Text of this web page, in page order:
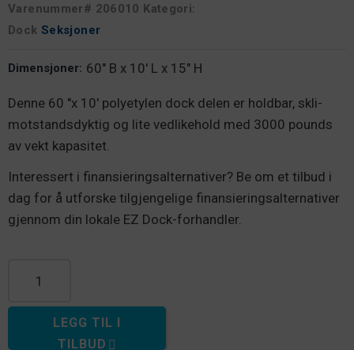
Varenummer# 206010 Kategori:
Dock Seksjoner
Dimensjoner: 60" B x 10' L x 15" H
Denne 60 "x 10' polyetylen dock delen er holdbar, skli-
motstandsdyktig og lite vedlikehold med 3000 pounds
av vekt kapasitet.
Interessert i finansieringsalternativer? Be om et tilbud i
dag for å utforske tilgjengelige finansieringsalternativer
gjennom din lokale EZ Dock-forhandler.
LEGG TIL I
TILBUD